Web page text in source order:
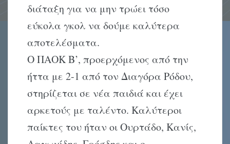
διάταξη για να μην τρώει τόσο
εύκολα γκολ να δούμε καλύτερα
αποτελέσματα.
Ο ΠΑΟΚ Β’, προερχόμενος από την
ήττα με 2-1 από τον Διαγόρα Ρόδου,
στηρίζεται σε νέα παιδιά και έχει
αρκετούς με ταλέντο. Καλύτεροι
παίκτες του ήταν οι Ουρτάδο, Κανίς,